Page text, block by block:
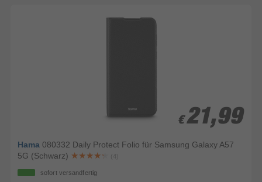
€ 21,99
€ 21,99
Hama 080332 Daily Protect Folio für Samsung Galaxy A57
5G (Schwarz)
(4)
sofort versandfertig